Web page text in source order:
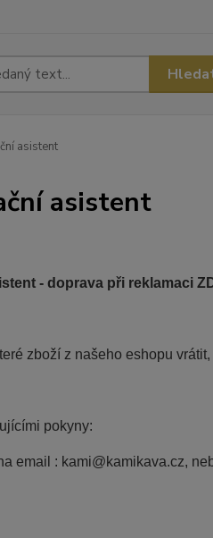
asistent
asistent
- doprava při reklamaci
zboží z našeho eshopu
pokyny:
email : kami@kamikava.cz,